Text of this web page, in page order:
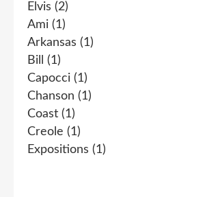
Elvis (2)
Ami (1)
Arkansas (1)
Bill
(1)
Capocci (1)
Chanson (1)
Coast (1)
Creole (1)
Expositions (1)